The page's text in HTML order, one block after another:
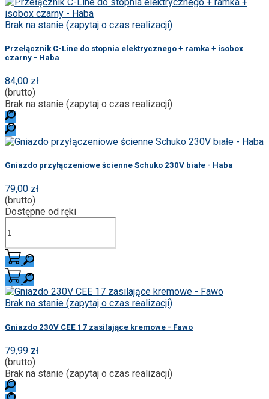
Brak na stanie (zapytaj o czas realizacji)
Przełącznik C-Line do stopnia elektrycznego + ramka + isobox
czarny - Haba
84,00 zł
(brutto)
Brak na stanie (zapytaj o czas realizacji)
Gniazdo przyłączeniowe ścienne Schuko 230V białe - Haba
79,00 zł
(brutto)
Dostępne od ręki
Brak na stanie (zapytaj o czas realizacji)
Gniazdo 230V CEE 17 zasilające kremowe - Fawo
79,99 zł
(brutto)
Brak na stanie (zapytaj o czas realizacji)